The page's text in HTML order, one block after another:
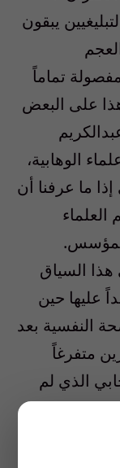
يبقون
تماماً
على البعض
الوهابية،
ما عرفنا أن
المؤسس.
السياق
وكنت شاهداً عليها حين
النفسية بعد
متفرغاً
الذي لم
ساخنة بعد
هذا